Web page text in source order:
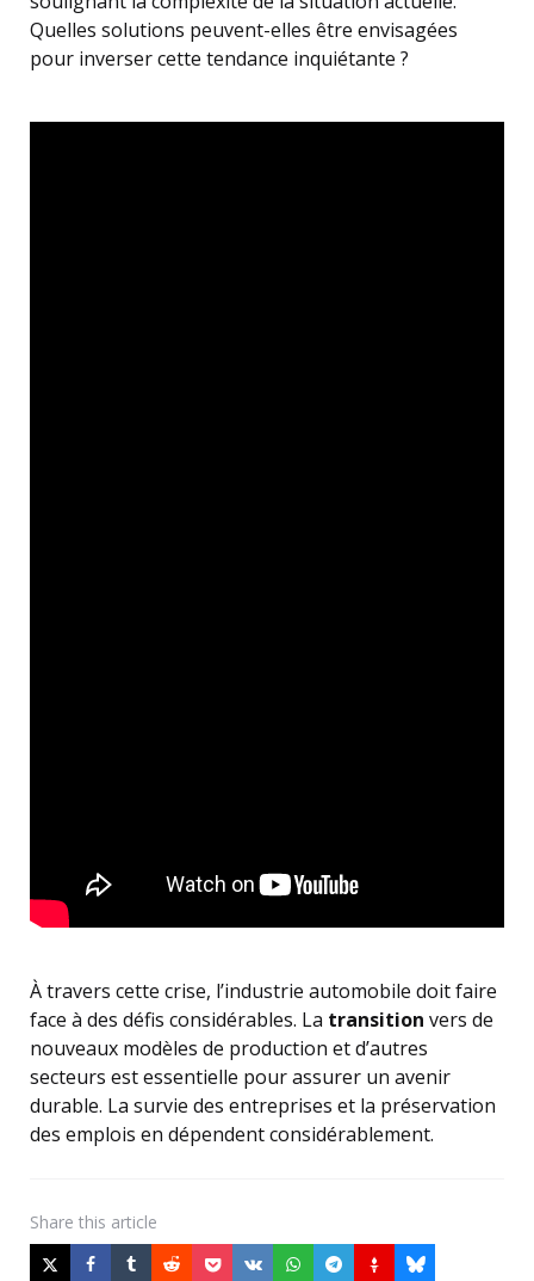
Quelles solutions peuvent-elles être envisagées
pour inverser cette tendance inquiétante ?
À travers cette crise, l’industrie automobile doit faire
face à des défis considérables. La transition vers de
nouveaux modèles de production et d’autres
secteurs est essentielle pour assurer un avenir
durable. La survie des entreprises et la préservation
des emplois en dépendent considérablement.
Share this article